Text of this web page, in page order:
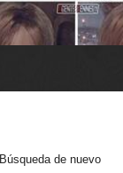
Búsqueda de nuevo